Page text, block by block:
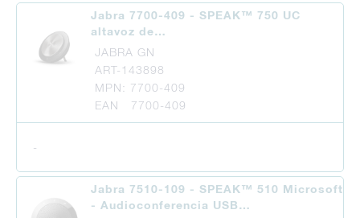
Jabra 7700-409 - SPEAK™ 750 UC
altavoz de…
JABRA GN
ART-143898
MPN: 7700-409
EAN 7700-409
-
Jabra 7510-109 - SPEAK™ 510 Microsoft
- Audioconferencia USB…